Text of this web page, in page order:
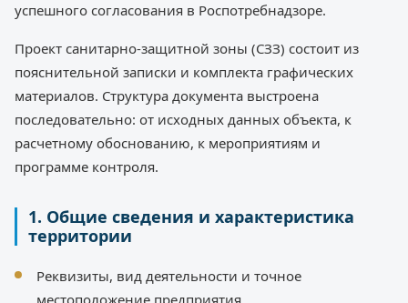
успешного согласования в Роспотребнадзоре.
Проект санитарно-защитной зоны (СЗЗ) состоит из
пояснительной записки и комплекта графических
материалов. Структура документа выстроена
последовательно: от исходных данных объекта, к
расчетному обоснованию, к мероприятиям и
программе контроля.
1. Общие сведения и характеристика
территории
Реквизиты, вид деятельности и точное